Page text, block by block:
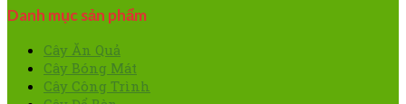
Danh mục sản phẩm
Cây Ăn Quả
Cây Bóng Mát
Cây Công Trình